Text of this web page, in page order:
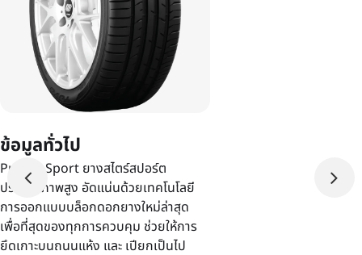
ข้อมูลทั่วไป
Proxes Sport ยางสไตร์สปอร์ต
ประสิทธิภาพสูง อัดแน่นด้วยเทคโนโลยี
การออกแบบบล็อกดอกยางใหม่ล่าสุด
เพื่อที่สุดของทุกการควบคุม ช่วยให้การ
ยึดเกาะบนถนนแห้ง และ เปียกเป็นไป